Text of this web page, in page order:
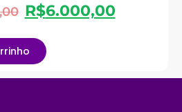
R$6.000,00